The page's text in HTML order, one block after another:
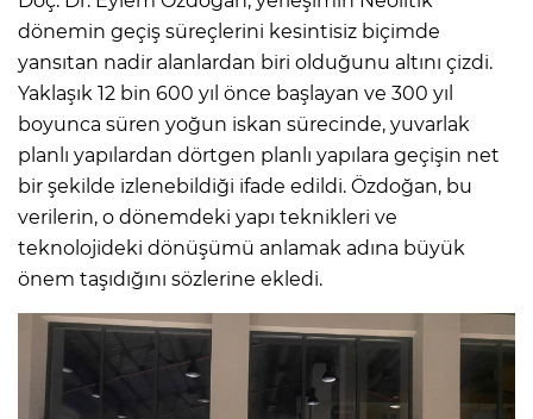
dönemin geçiş süreçlerini kesintisiz biçimde
yansıtan nadir alanlardan biri olduğunu altını çizdi.
Yaklaşık 12 bin 600 yıl önce başlayan ve 300 yıl
boyunca süren yoğun iskan sürecinde, yuvarlak
planlı yapılardan dörtgen planlı yapılara geçişin net
bir şekilde izlenebildiği ifade edildi. Özdoğan, bu
verilerin, o dönemdeki yapı teknikleri ve
teknolojideki dönüşümü anlamak adına büyük
önem taşıdığını sözlerine ekledi.